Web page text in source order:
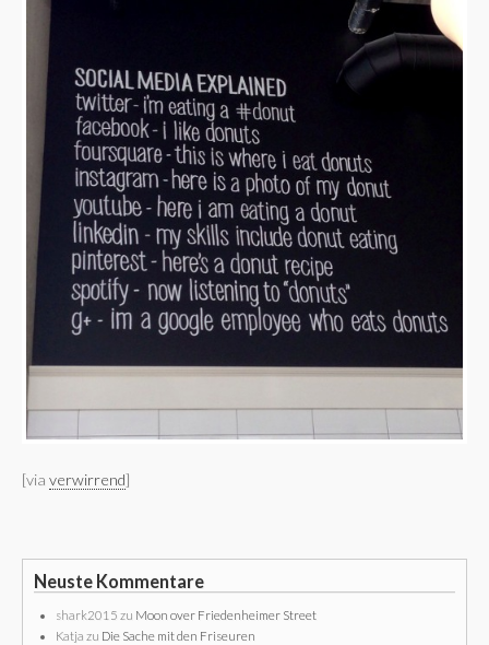
[via verwirrend]
Neuste Kommentare
shark2015 zu Moon over Friedenheimer Street
Katja zu Die Sache mit den Friseuren